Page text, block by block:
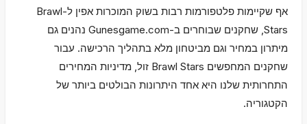
אף שקיימות פלטפורמות רבות בשוק המוכרות אפין ל-Brawl
Stars, שחקנים שבוחרים ב-Gunesgame.com נהנים גם
מיתרון במחיר וגם מביטחון מלא בתהליך הרכישה. עבור
שחקנים המחפשים Brawl Stars זול, מדיניות המחירים
התחרותית שלנו היא אחד היתרונות הבולטים ביותר של
הקטגוריה.